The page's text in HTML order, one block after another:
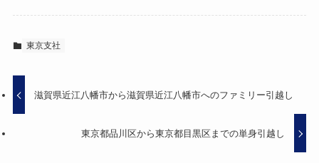
東京支社
滋賀県近江八幡市から滋賀県近江八幡市へのファミリー引越し
東京都品川区から東京都目黒区までの単身引越し